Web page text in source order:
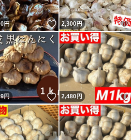
！
円 いいね！
2,300円
！
円 いいね！
2,480円